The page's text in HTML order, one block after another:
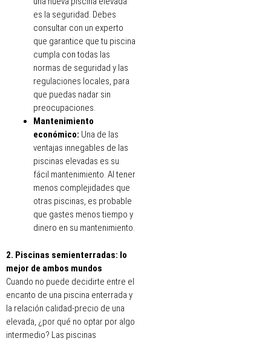
es la seguridad. Debes
consultar con un experto
que garantice que tu piscina
cumpla con todas las
normas de seguridad y las
regulaciones locales, para
que puedas nadar sin
preocupaciones.
Mantenimiento
económico: Una de las
ventajas innegables de las
piscinas elevadas es su
fácil mantenimiento. Al tener
menos complejidades que
otras piscinas, es probable
que gastes menos tiempo y
dinero en su mantenimiento.
2. Piscinas semienterradas: lo
mejor de ambos mundos
Cuando no puede decidirte entre el
encanto de una piscina enterrada y
la relación calidad-precio de una
elevada, ¿por qué no optar por algo
intermedio? Las piscinas